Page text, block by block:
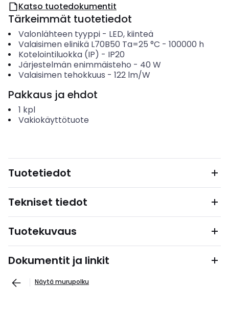
Katso tuotedokumentit
Tärkeimmät tuotetiedot
Valonlähteen tyyppi- LED, kiinteä
Valaisimen elinikä L70B50 Ta=25 °C - 100000 h
Kotelointiluokka (IP) - IP20
Järjestelmän enimmäisteho - 40 W
Valaisimen tehokkuus - 122 lm/W
Pakkaus ja ehdot
1 kpl
Vakiokäyttötuote
Tuotetiedot
Tekniset tiedot
Tuotekuvaus
Dokumentit ja linkit
Näytä murupolku